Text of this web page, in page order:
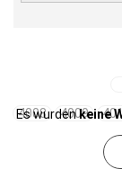
4008
4009
Es wurdenkeine